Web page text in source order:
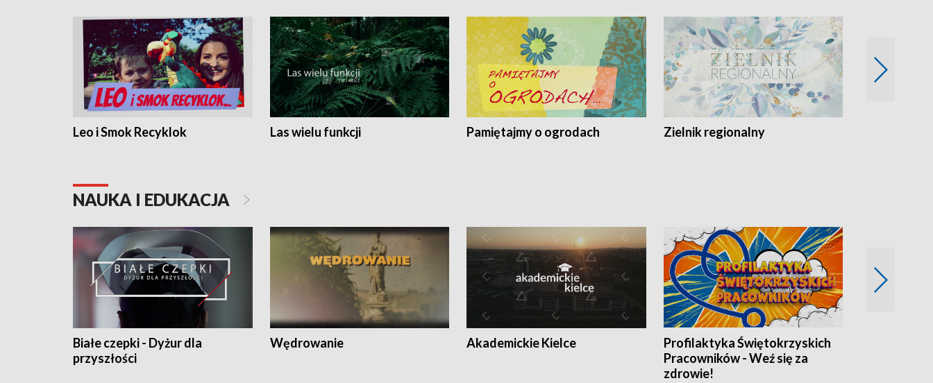
Leo i Smok Recyklok Las wielu funkcji Pamiętajmy o ogrodach Zielnik regionalny
NAUKA I EDUKACJA
Białe czepki - Dyżur dla
przyszłości
Wędrowanie Akademickie Kielce
Profilaktyka Świętokrzyskich
Pracowników - Weź się za
zdrowie!